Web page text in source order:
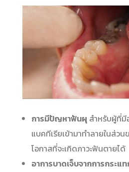
การมีปัญหาฟันผุสำหรับผู้ที่มี
แบคทีเรียเข้ามาทำลายในส่ว
โอกาสที่จะเกิดภาวะฟันตายได้
อาการบาดเจ็บจากการกระแ